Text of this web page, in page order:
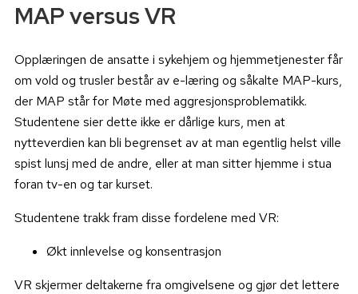
MAP versus VR
Opplæringen de ansatte i sykehjem og hjemmetjenester får
om vold og trusler består av e-læring og såkalte MAP-kurs,
der MAP står for Møte med aggresjonsproblematikk.
Studentene sier dette ikke er dårlige kurs, men at
nytteverdien kan bli begrenset av at man egentlig helst ville
spist lunsj med de andre, eller at man sitter hjemme i stua
foran tv-en og tar kurset.
Studentene trakk fram disse fordelene med VR:
Økt innlevelse og konsentrasjon
VR skjermer deltakerne fra omgivelsene og gjør det lettere